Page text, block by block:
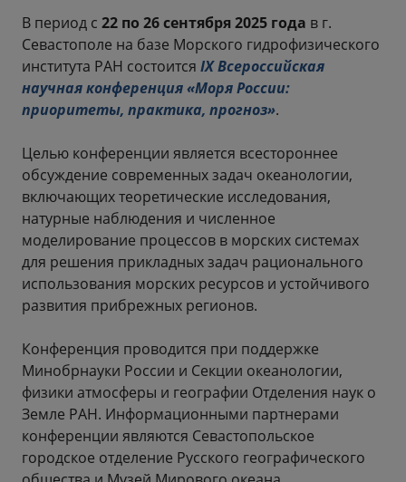
В период с 22 по 26 сентября 2025 года в г.
Севастополе на базе Морского гидрофизического
института РАН состоится IX Всероссийская
научная конференция «Моря России:
приоритеты, практика, прогноз».
Целью конференции является всестороннее
обсуждение современных задач океанологии,
включающих теоретические исследования,
натурные наблюдения и численное
моделирование процессов в морских системах
для решения прикладных задач рационального
использования морских ресурсов и устойчивого
развития прибрежных регионов.
Конференция проводится при поддержке
Минобрнауки России и Секции океанологии,
физики атмосферы и географии Отделения наук о
Земле РАН. Информационными партнерами
конференции являются Севастопольское
городское отделение Русского географического